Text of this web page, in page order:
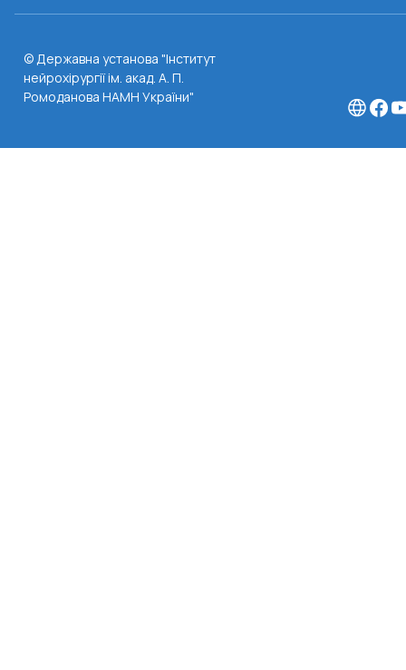
© Державна установа "Інститут
нейрохірургії ім. акад. А. П.
Ромоданова НАМН України"